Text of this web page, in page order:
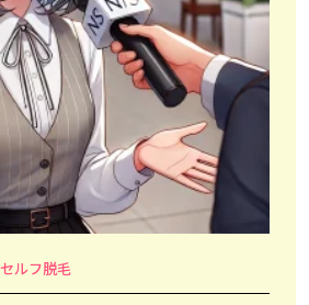
セルフ脱毛